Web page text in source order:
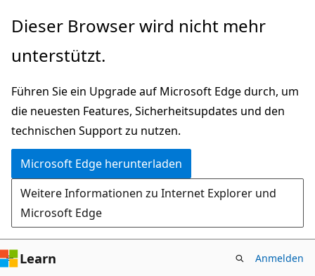
Zu
wechseln
Dieser Browser wird nicht mehr
unterstützt.
Führen Sie ein Upgrade auf Microsoft Edge durch, um
die neuesten Features, Sicherheitsupdates und den
technischen Support zu nutzen.
Microsoft Edge herunterladen
Weitere Informationen zu Internet Explorer und
Microsoft Edge
Learn Anmelden